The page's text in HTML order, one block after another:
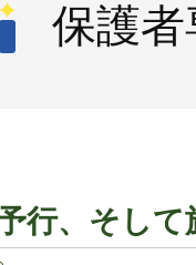
保護者
行、そして